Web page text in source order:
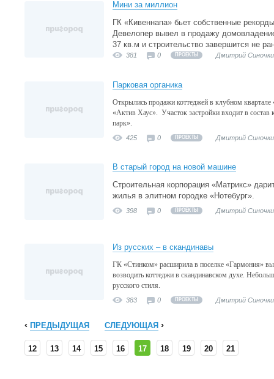
Мини за миллион
ГК «Кивеннапа» бьет собственные
Девелопер вывел в продажу
37 кв.м и строительство завершится не
381 0 ПРОЕКТЫ Дмитрий
Парковая органика
Открылись продажи коттеджей в клубном
«Актив Хаус». Участок застройки входит в состав
парк».
425 0 ПРОЕКТЫ Дмитрий
В старый город на новой машине
Строительная корпорация «Матрикс»
жилья в элитном городке «Нотебург».
398 0 ПРОЕКТЫ Дмитрий
Из русских – в скандинавы
ГК «Стинком» расширила в поселке «Гармония»
возводить коттеджи в скандинавском духе.
русского стиля.
383 0 ПРОЕКТЫ Дмитрий
ПРЕДЫДУЩАЯ СЛЕДУЮЩАЯ
12 13 14 15 16 17 18 19 20 21